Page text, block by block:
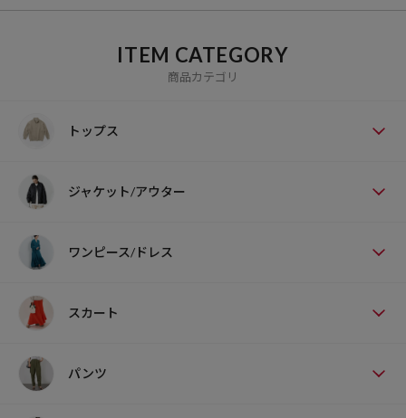
ITEM CATEGORY
商品カテゴリ
トップス
ジャケット/アウター
ワンピース/ドレス
スカート
パンツ